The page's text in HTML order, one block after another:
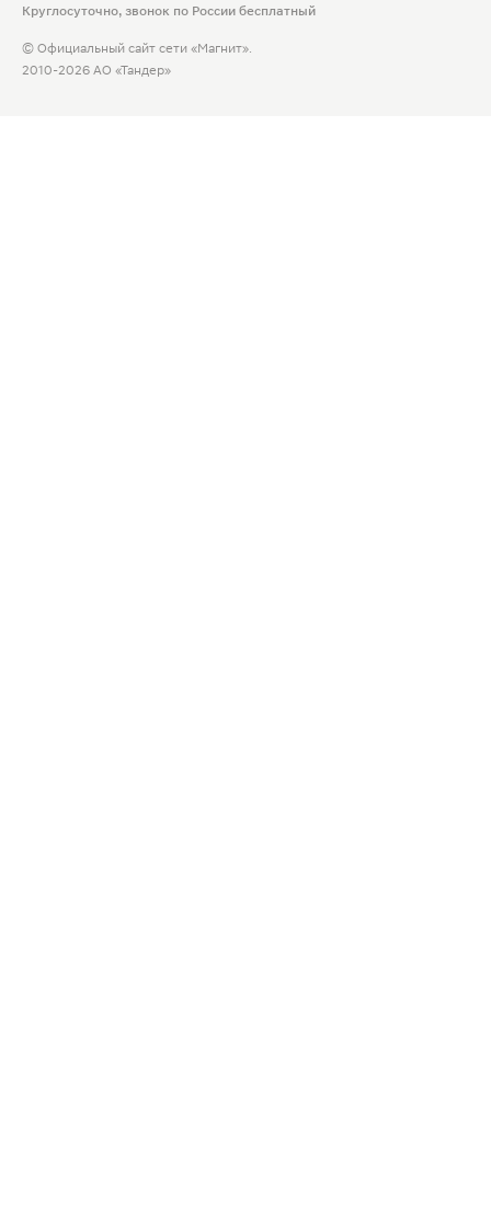
Круглосуточно, звонок по России бесплатный
© Официальный сайт сети «Магнит».
2010-2026 АО «Тандер»